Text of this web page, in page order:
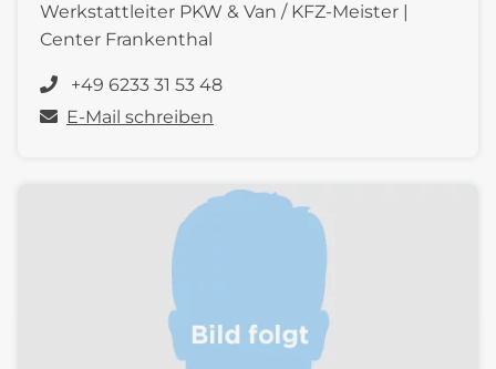
Werkstattleiter PKW & Van / KFZ-Meister |
Center Frankenthal
+49 6233 31 53 48
E-Mail schreiben